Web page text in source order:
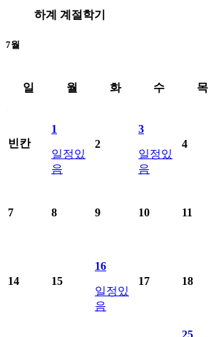
하계 계절학기
7월
일 월 화 수 목
빈칸
1
일정있
음
2
3
일정있
음
4
7 8 9 10 11
14 15
16
일정있
음
17 18
25